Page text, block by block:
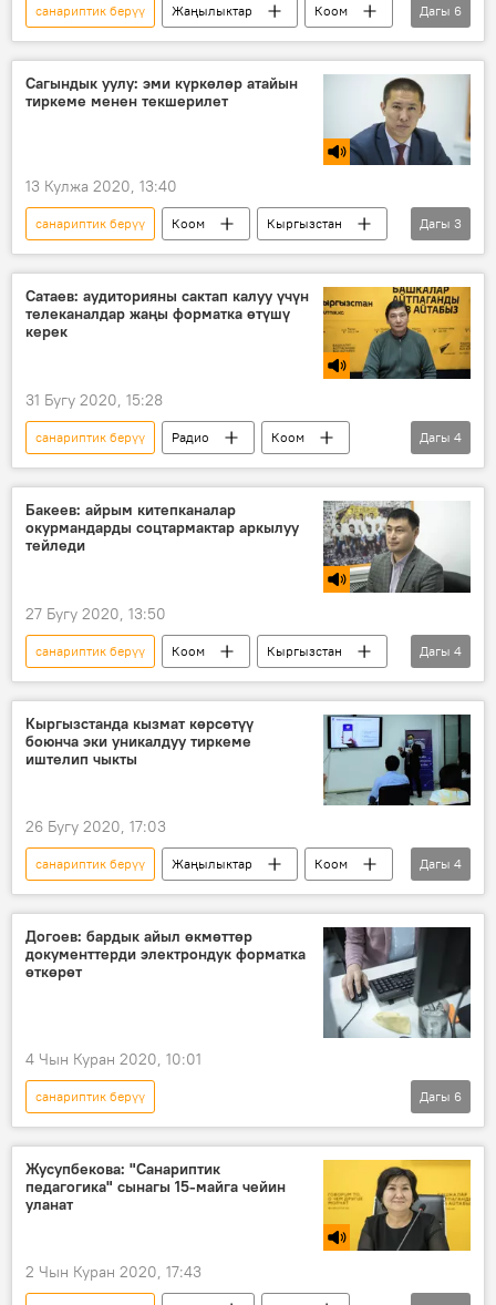
санариптик берүү Жаңылыктар
Коом
Кыргызстан
билим берүү
база
окуучу
Дагы 6
Сагындык уулу: эми күркөлөр атайын
тиркеме менен текшерилет
13 Кулжа 2020, 13:40
санариптик берүү Коом
Кыргызстан
Радио
ижара жер
Дагы 3
Сатаев: аудиторияны сактап калуу үчүн
телеканалдар жаңы форматка өтүшү
керек
31 Бугу 2020, 15:28
санариптик берүү Радио
Коом
Кыргызстан
Өмүрбек Сатаев
телевидение
пандемия
Дагы 4
Бакеев: айрым китепканалар
окурмандарды соцтармактар аркылуу
тейледи
27 Бугу 2020, 13:50
санариптик берүү Коом
Кыргызстан
Радио
Ринат Бакеев
китепкана
Дагы 4
Кыргызстанда кызмат көрсөтүү
боюнча эки уникалдуу тиркеме
иштелип чыкты
26 Бугу 2020, 17:03
санариптик берүү Жаңылыктар
Коом
Кыргызстан
мобилдик тиркеме
кызмат көрсөтүү
Мамлекеттик каттоо кызматы
Дагы 4
Догоев: бардык айыл өкмөттөр
документтерди электрондук форматка
өткөрөт
4 Чын Куран 2020, 10:01
санариптик берүү
Коронавируска байланыштуу Кыргызстандагы кырдаал
Коом
Кыргызстан
Жаңылыктар
Дастан Догоев
документ
Дагы 6
Жусупбекова: "Санариптик
педагогика" сынагы 15-майга чейин
уланат
2 Чын Куран 2020, 17:43